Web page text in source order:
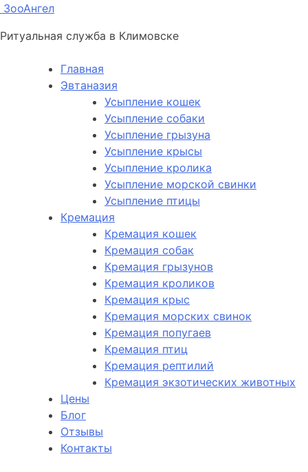
ЗооАнгел
Ритуальная служба в Климовске
Главная
Эвтаназия
Усыпление кошек
Усыпление собаки
Усыпление грызуна
Усыпление крысы
Усыпление кролика
Усыпление морской свинки
Усыпление птицы
Кремация
Кремация кошек
Кремация собак
Кремация грызунов
Кремация кроликов
Кремация крыс
Кремация морских свинок
Кремация попугаев
Кремация птиц
Кремация рептилий
Кремация экзотических животных
Цены
Блог
Отзывы
Контакты